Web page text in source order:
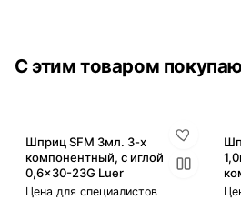
С этим товаром
Шприц SFM 3мл. 3-х
компонентный, с иглой
0,6x30-23G Luer
Цена для специалистов